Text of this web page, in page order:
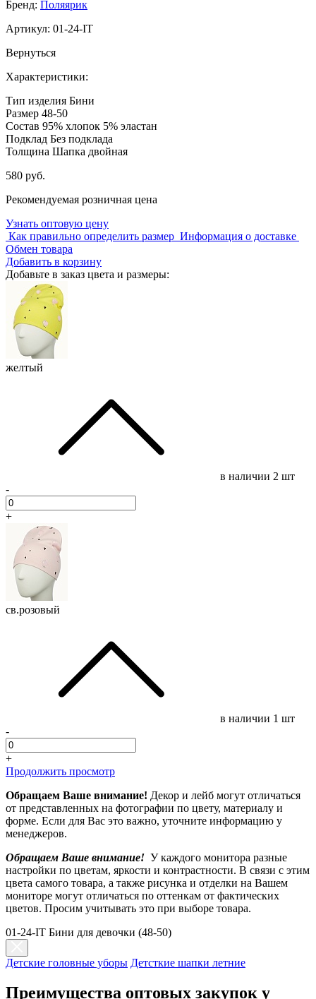
Бренд: Поляярик
Артикул: 01-24-IT
Вернуться
Характеристики:
Тип изделия Бини
Размер 48-50
Состав 95% хлопок 5% эластан
Подклад Без подклада
Толщина Шапка двойная
580 руб.
Рекомендуемая розничная цена
Узнать оптовую цену
Как правильно определить размер Информация о доставке
Обмен товара
Добавить в корзину
Добавьте в заказ цвета и размеры:
желтый
в наличии 2 шт
-
+
св.розовый
в наличии 1 шт
-
+
Продолжить просмотр
Обращаем Ваше внимание! Декор и лейб могут отличаться
от представленных на фотографии по цвету, материалу и
форме. Если для Вас это важно, уточните информацию у
менеджеров.
Обращаем Ваше внимание! У каждого монитора разные
настройки по цветам, яркости и контрастности. В связи с этим
цвета самого товара, а также рисунка и отделки на Вашем
мониторе могут отличаться по оттенкам от фактических
цветов. Просим учитывать это при выборе товара.
01-24-IT Бини для девочки (48-50)
Детские головные уборы Детсткие шапки летние
Преимущества оптовых закупок у